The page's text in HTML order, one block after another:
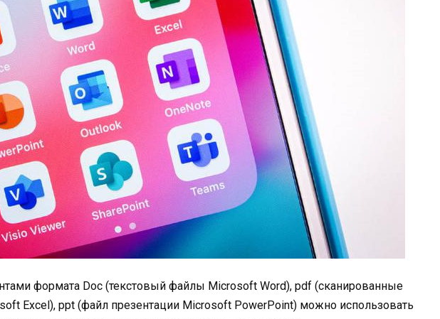
формата Doc (текстовый файлы Microsoft Word), pdf (сканированные
Excel), ppt (файл презентации Microsoft PowerPoint) можно использовать